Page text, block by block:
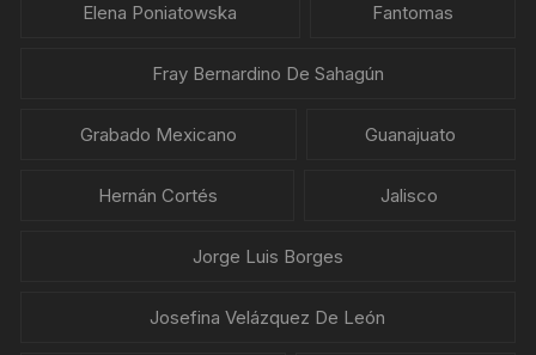
Elena Poniatowska Fantomas
Fray Bernardino De Sahagún
Grabado Mexicano Guanajuato
Hernán Cortés Jalisco
Jorge Luis Borges
Josefina Velázquez De León